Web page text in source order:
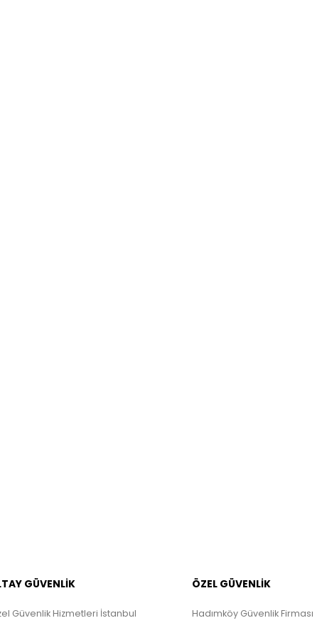
GÜVENLİK
Güvenlik Hizmetleri İstanbul
ÖZEL GÜVENLİK
Hadımköy Güvenlik Firması